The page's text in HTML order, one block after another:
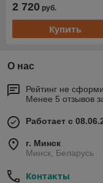
2 720 руб.
Купить
О нас
Рейтинг не
Менее 5 отзывов
Работает с
г. Минск
Минск, Беларусь
Контакты